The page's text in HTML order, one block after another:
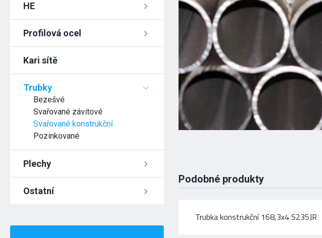
HE
Profilová ocel
Kari sítě
Trubky
Bezešvé
Svařované závitové
Svařované konstrukční
Pozinkované
Plechy
Ostatní
Podobné produkty
Trubka konstrukční 168,3x4 S235JR